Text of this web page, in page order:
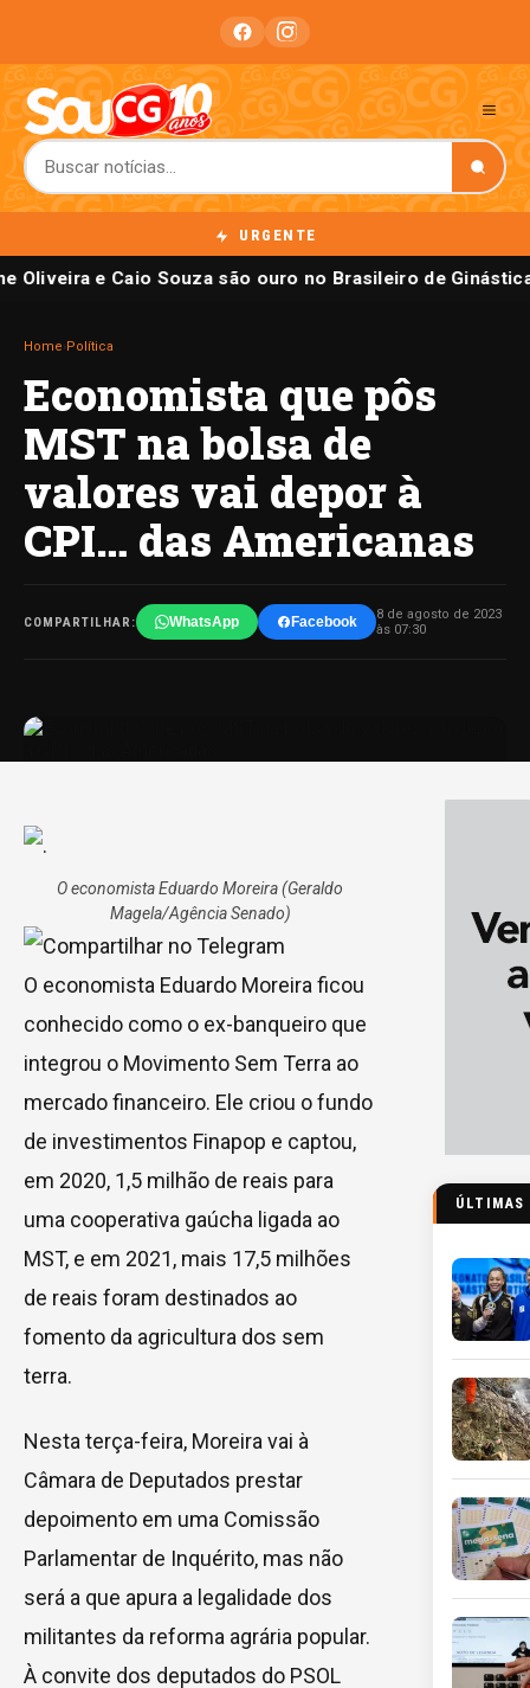
URGENTE
Oliveira e Caio Souza são ouro no Brasileiro de Ginástica
Home Política
Economista que pôs
MST na bolsa de
valores vai depor à
CPI… das Americanas
COMPARTILHAR: WhatsApp Facebook
8 de agosto de 2023
às 07:30
O economista Eduardo Moreira(Geraldo
Magela/Agência Senado)
O economista Eduardo Moreira ficou
conhecido como o ex-banqueiro que
integrou o Movimento Sem Terra ao
mercado financeiro. Ele criou o fundo
de investimentos Finapop e captou,
em 2020, 1,5 milhão de reais para
uma cooperativa gaúcha ligada ao
MST, e em 2021, mais 17,5 milhões
de reais foram destinados ao
fomento da agricultura dos sem
terra.
Nesta terça-feira, Moreira vai à
Câmara de Deputados prestar
depoimento em uma Comissão
Parlamentar de Inquérito, mas não
será a que apura a legalidade dos
militantes da reforma agrária popular.
À convite dos deputados do PSOL